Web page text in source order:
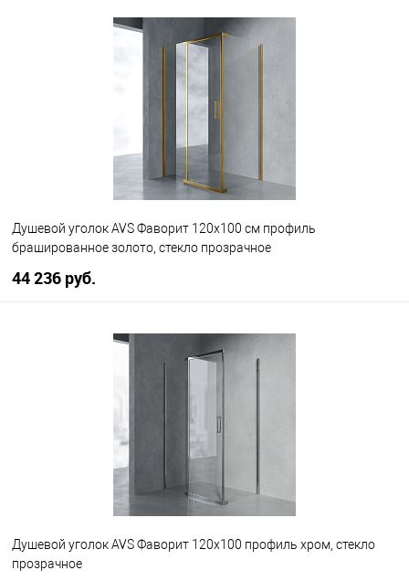
В корзину
В наличии
Душевой уголок AVS Фаворит 120x100 см профиль
брашированное золото, стекло прозрачное
44 236 руб.
В корзину
В наличии
Душевой уголок AVS Фаворит 120x100 профиль хром, стекло
прозрачное